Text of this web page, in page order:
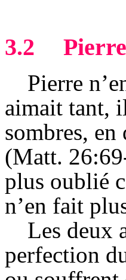
3.2 Pierre
Pierre
aimait tant,
sombres,
(Matt.
plus oublié
n’en fait
Les deux
perfection